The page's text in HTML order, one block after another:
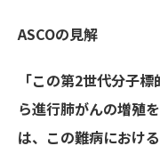
ASCOの見解
「この第2世代分子
ら進行肺がんの増殖
は、この難病におけ